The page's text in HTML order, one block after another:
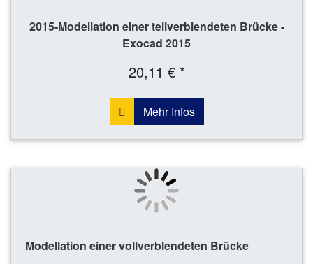
2015-Modellation einer teilverblendeten Brücke -
Exocad 2015
20,11 € *
Mehr Infos
Modellation einer vollverblendeten Brücke